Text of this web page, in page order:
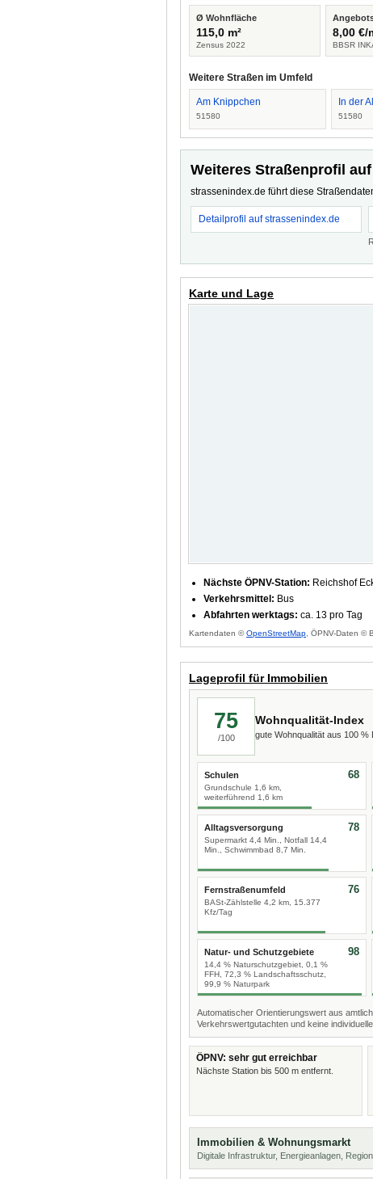
Ø Wohnfläche
115,0 m²
Zensus 2022
8,00 €/
BBSR
Weitere Straßen im Umfeld
Am Knippchen
51580
In der
51580
Weiteres Straßenprofil
strassenindex.de führt diese
Detailprofil auf strassenindex.de
Karte und Lage
Nächste ÖPNV-Station: Reichshof
Verkehrsmittel: Bus
Abfahrten werktags: ca. 13 pro Tag
Kartendaten ©OpenStreetMap , ÖPNV-Daten ©
Lageprofil für Immobilien
75
/100
Wohnqualität-Index
gute Wohnqualität aus 100 %
Schulen
Grundschule 1,6 km,
weiterführend 1,6 km
68
Alltagsversorgung
Supermarkt 4,4 Min., Notfall 14,4
Min., Schwimmbad 8,7 Min.
78
Fernstraßenumfeld
BASt-Zählstelle 4,2 km, 15.377
Kfz/Tag
76
Natur- und Schutzgebiete
14,4 % Naturschutzgebiet, 0,1 %
FFH, 72,3 % Landschaftsschutz,
99,9 % Naturpark
98
Automatischer Orientierungswert aus
Verkehrswertgutachten und keine
ÖPNV: sehr gut erreichbar
Nächste Station bis 500 m entfernt.
Immobilien & Wohnungsmarkt
Digitale Infrastruktur, Energieanlagen,